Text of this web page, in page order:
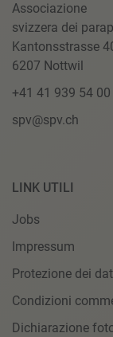
Associazione
svizzera dei
Kantonsstrasse
6207 Nottwil
+41 41 939 54 00
spv@spv.ch
LINK UTILI
Jobs
Impressum
Protezione dei
Condizioni
Dichiarazione